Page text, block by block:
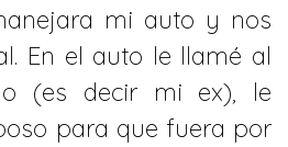
mi auto y nos
En el auto le llamé al
(es decir mi ex), le
para que fuera por